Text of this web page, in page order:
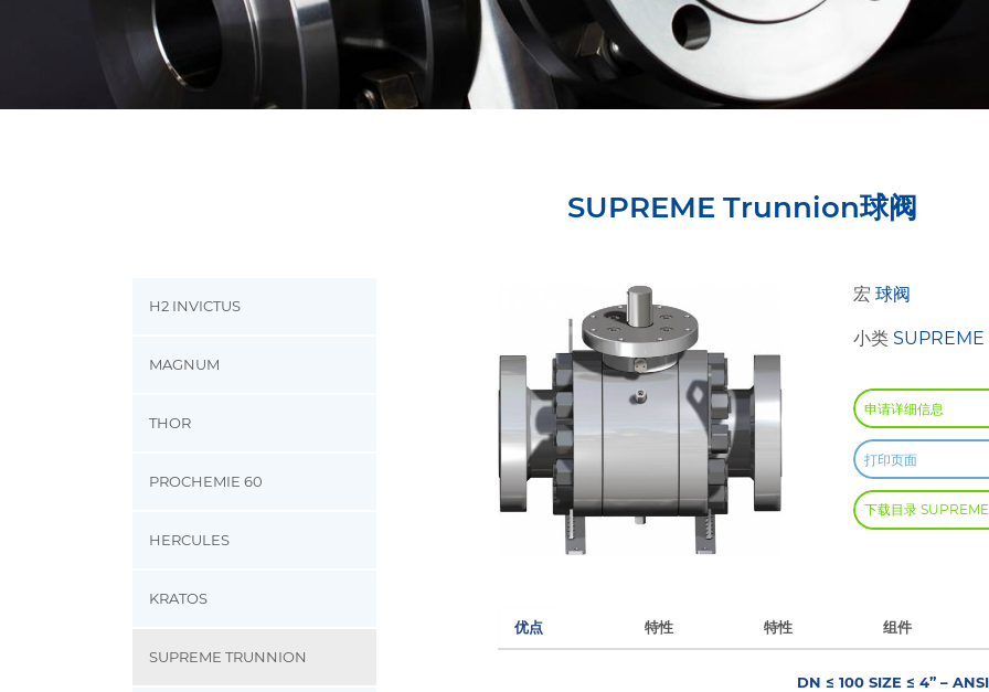
SUPREME Trunnion球阀
H2 INVICTUS
MAGNUM
THOR
PROCHEMIE 60
HERCULES
KRATOS
SUPREME TRUNNION
宏球阀
小类
申请详细信息
打印页面
下载目录
优点 特性 特性 组件
DN ≤ 100 SIZE ≤ 4” –